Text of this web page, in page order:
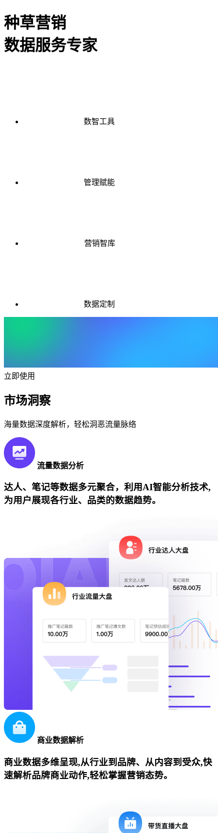
种草营销
数据服务专家
数智工具
管理赋能
营销智库
数据定制
立即使用
市场洞察
海量数据深度解析，轻松洞恶流量脉络
流量数据分析
达人、笔记等数据多元聚合，利用AI智能分析技术,
为用户展现各行业、品类的数据趋势。
商业数据解析
商业数据多维呈现,从行业到品牌、从内容到受众,快
速解析品牌商业动作,轻松掌握营销态势。